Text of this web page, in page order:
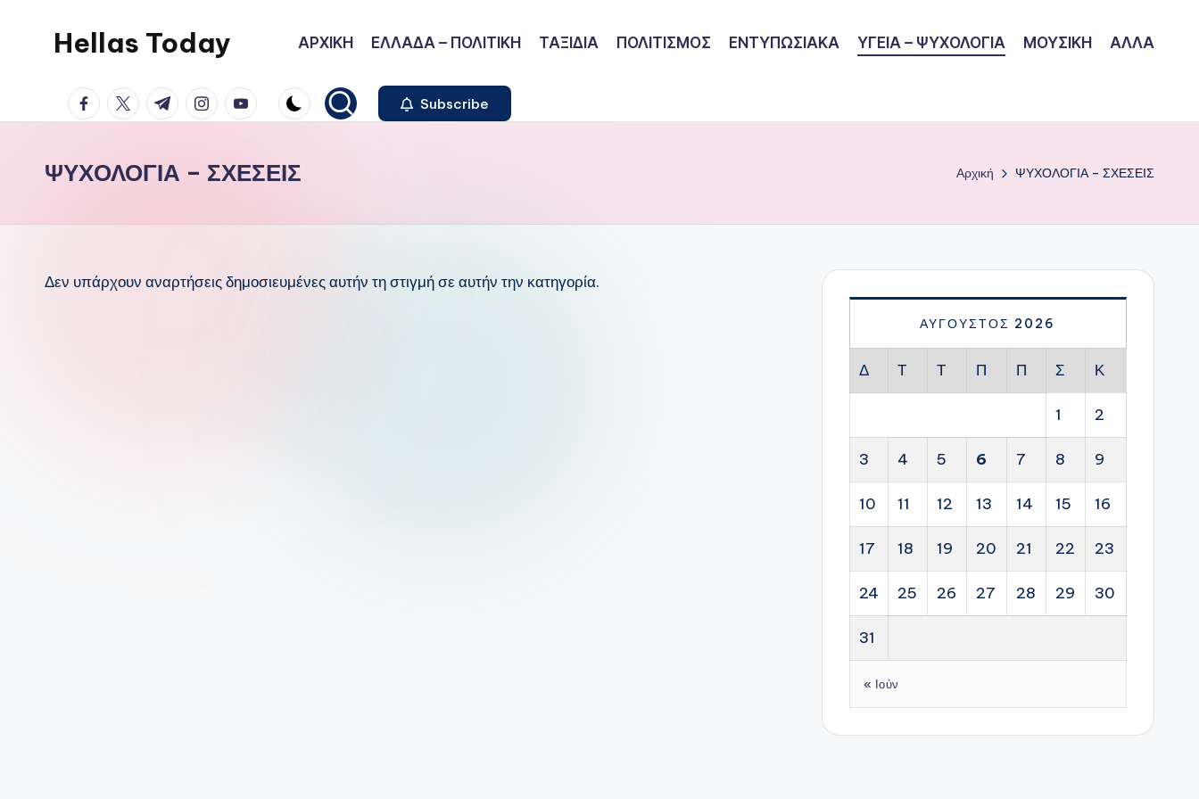
Μετάβαση
περιεχόμενο
Hellas Today ΑΡΧΙΚΗ ΕΛΛΑΔΑ – ΠΟΛΙΤΙΚΗ ΤΑΞΙΔΙΑ ΠΟΛΙΤΙΣΜΟΣ ΕΝΤΥΠΩΣΙΑΚΑ ΥΓΕΙΑ – ΨΥΧΟΛΟΓΙΑ ΜΟΥΣΙΚΗ ΑΛΛΑ
facebook.com
twitter.com
t.me instagram.com
youtube.com Subscribe
ΨΥΧΟΛΟΓΙΑ – ΣΧΕΣΕΙΣ Αρχική ΨΥΧΟΛΟΓΙΑ – ΣΧΕΣΕΙΣ
Δεν υπάρχουν αναρτήσεις δημοσιευμένες αυτήν τη στιγμή σε αυτήν την κατηγορία.
ΑΎΓΟΥΣΤΟΣ 2026
Δ Τ Τ Π Π Σ Κ
1 2
3 4 5 6 7 8 9
10 11 12 13 14 15 16
17 18 19 20 21 22 23
24 25 26 27 28 29 30
31
« Ιούν